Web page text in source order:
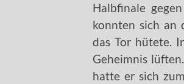
Halbfinale
konnten sich an
das Tor hütete.
Geheimnis
hatte er sich